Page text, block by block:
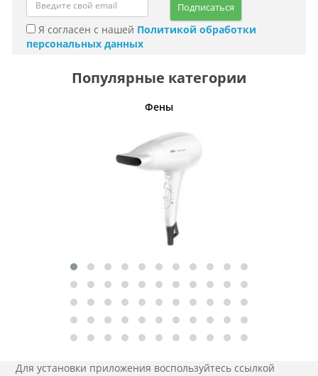
Подписаться
Я согласен с нашей Политикой обработки
персональных данных
Популярные категории
Фены
Для установки приложения воспользуйтесь ссылкой